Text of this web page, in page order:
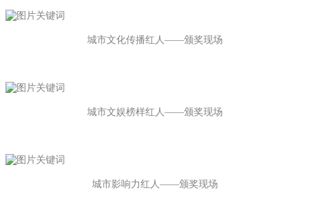
城市文化传播红人——颁奖现场
城市文娱榜样红人——颁奖现场
城市影响力红人——颁奖现场